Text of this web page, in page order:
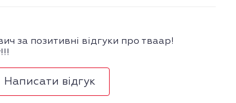
за позитивні відгуки про тваар!
Написати відгук